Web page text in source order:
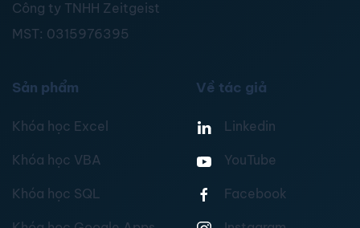
Công ty TNHH Zeitgeist
MST: 0315976395
Sản phẩm
Khóa học Excel
Khóa học VBA
Khóa học SQL
Về tác giả
Linkedin
YouTube
Facebook